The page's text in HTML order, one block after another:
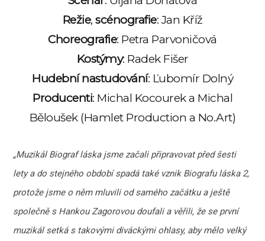
Režie, scénografie: Jan Kříž
Choreografie: Petra Parvoničová
Kostýmy: Radek Fišer
Hudební nastudování: Ľubomír Dolný
Producenti: Michal Kocourek a Michal
Běloušek (Hamlet Production a No.Art)
„Muzikál Biograf láska jsme začali připravovat před šesti
lety a do stejného období spadá také vznik Biografu láska 2,
protože jsme o něm mluvili od samého začátku a ještě
společně s Hankou Zagorovou doufali a věřili, že se první
muzikál setká s takovými diváckými ohlasy, aby mělo velký